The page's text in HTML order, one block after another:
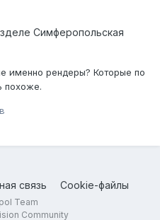
Симферопольская
именно рендеры? Которые по
похоже.
связь Cookie-файлы
Team
Community